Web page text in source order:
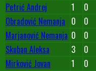
Petrić Andrej
1 0
Obradović Nemanja 0 0
Marjanović Nemanja 0 0
Skuban Aleksa
3 0
Mirković Jovan
1 0